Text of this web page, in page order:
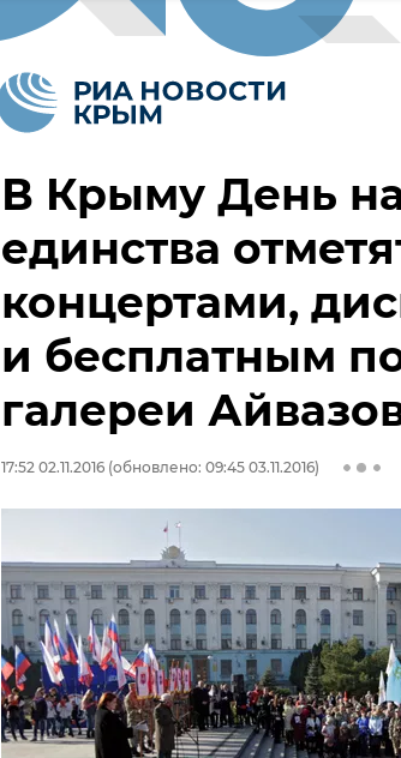
В Крыму День
единства
концертами,
и бесплатным
галереи
17:52 02.11.2016 (обновлено: 09:45 03.11.2016)